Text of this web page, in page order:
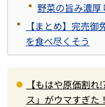
野菜の旨み濃厚
【まとめ】完売
を食べ尽くそう
【もはや原価割
ス」がウマすぎた